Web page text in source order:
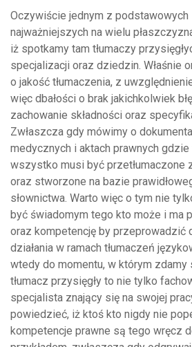
Oczywiście jednym z podstawowych
najważniejszych na wielu
iż spotkamy tam tłumaczy
specjalizacji oraz dziedzin. Właśnie
o jakość tłumaczenia, z
więc dbałości o brak jakichkolwiek
zachowanie składności oraz
Zwłaszcza gdy mówimy o
medycznych i aktach prawnych gdzie
wszystko musi być przetłumaczone
oraz stworzone na bazie
słownictwa. Warto więc o tym nie
być świadomym tego kto może i ma
oraz kompetencję by przeprowadzić
działania w ramach tłumaczeń
wtedy do momentu, w którym zdamy
tłumacz przysięgły to nie tylko
specjalista znający się na swojej
powiedzieć, iż ktoś kto nigdy nie
kompetencje prawne są tego wręcz